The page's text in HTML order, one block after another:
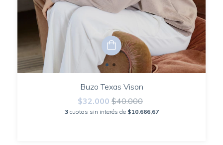
Buzo Texas Vison
$32.000 $40.000
3 cuotas sin interés de $10.666,67